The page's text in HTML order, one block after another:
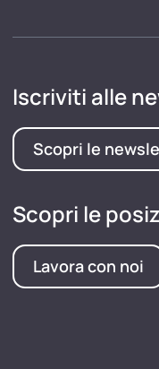
Iscriviti alle
Scopri le
Scopri le
Lavora con noi